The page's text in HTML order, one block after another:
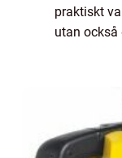
praktiskt
utan också